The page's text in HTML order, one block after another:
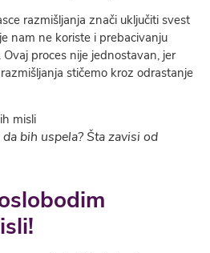
razmišljanja znači uključiti svest
nam ne koriste i prebacivanju
proces nije jednostavan, jer
stičemo kroz odrastanje
bih uspela? Šta zavisi od